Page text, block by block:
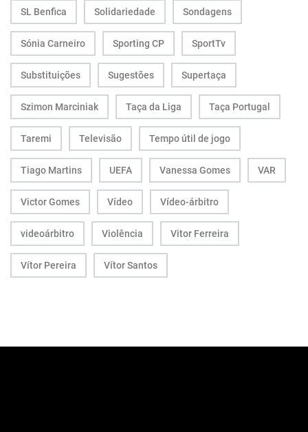
SL Benfica Solidariedade Sondagens
Sónia Carneiro Sporting CP SportTv
Substituições Sugestões Supertaça
Szimon Marciniak Taça da Liga Taça Portugal
Taremi Televisão Tempo útil de jogo
Tiago Martins UEFA Vanessa Gomes VAR
Victor Gomes Vídeo Vídeo-árbitro
videoárbitro Violência Vitor Ferreira
Vítor Pereira Vítor Santos